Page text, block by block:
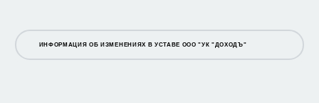
ИНФОРМАЦИЯ ОБ ИЗМЕНЕНИЯХ В УСТАВЕ ООО "УК "ДОХОДЪ"